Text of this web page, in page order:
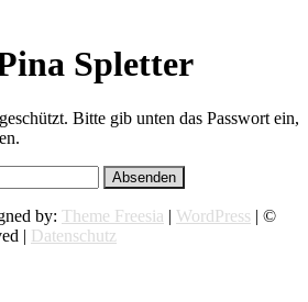
Spletter
Bitte gib unten das Passwort ein,
by: Theme Freesia | WordPress | ©
| Datenschutz